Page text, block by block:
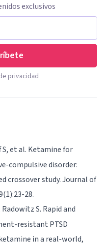
exclusivos
privacidad
S, et al. Ketamine for
compulsive disorder:
crossover study. Journal of
28.
S. Rapid and
resistant PTSD
in a real-world,